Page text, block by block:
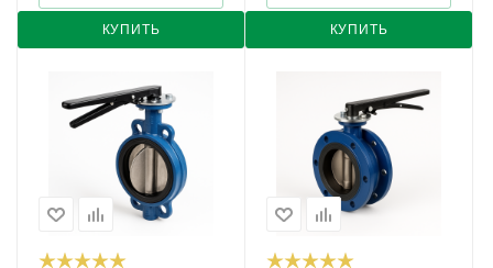
КУПИТЬ КУПИТЬ